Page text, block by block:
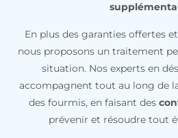
En plus des garanties offertes
nous proposons un traitement
situation. Nos experts en
accompagnent tout au long de
des fourmis, en faisant des
prévenir et résoudre tout